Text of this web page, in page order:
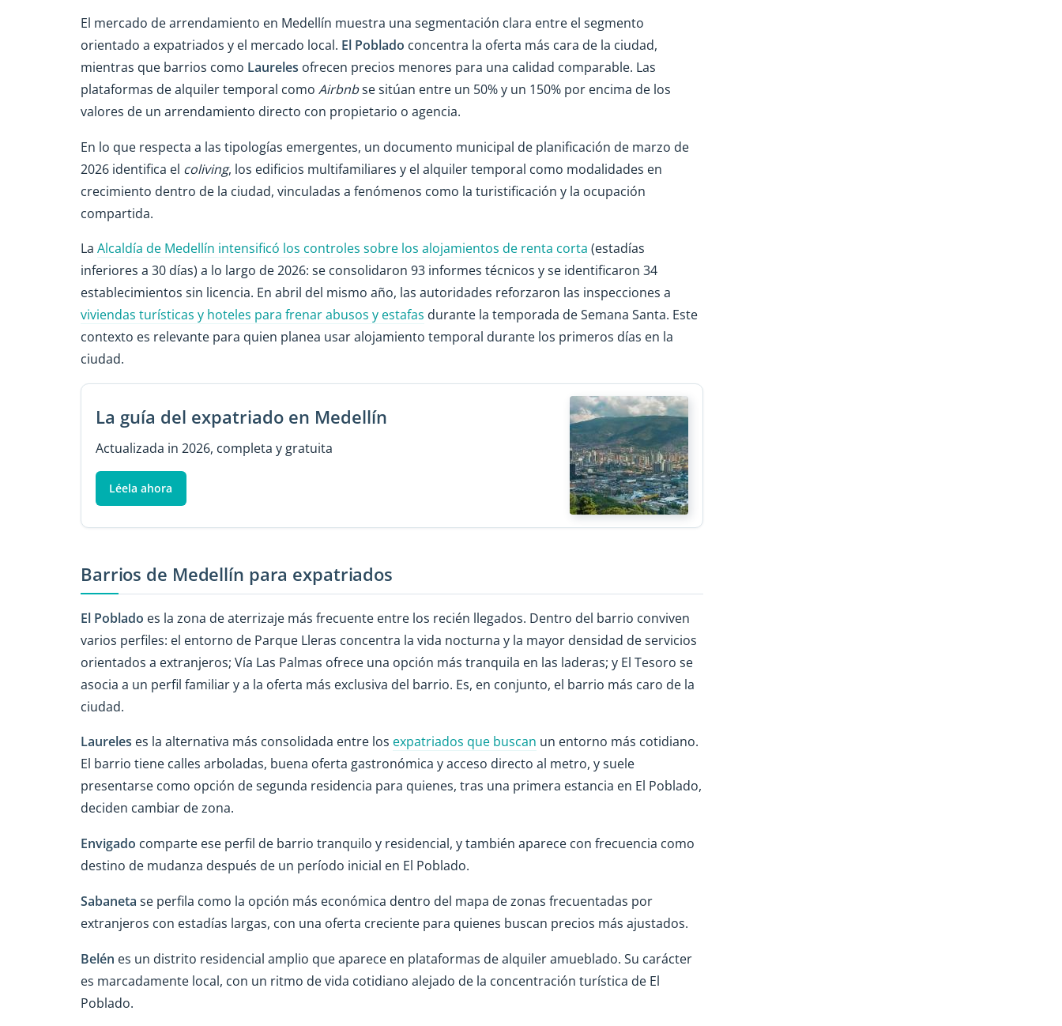
El mercado de arrendamiento en Medellín muestra una segmentación clara entre el segmento
orientado a expatriados y el mercado local. El Poblado concentra la oferta más cara de la ciudad,
mientras que barrios como Laureles ofrecen precios menores para una calidad comparable. Las
plataformas de alquiler temporal como Airbnbse sitúan entre un 50% y un 150% por encima de los
valores de un arrendamiento directo con propietario o agencia.
En lo que respecta a las tipologías emergentes, un documento municipal de planificación de marzo de
2026 identifica el coliving, los edificios multifamiliares y el alquiler temporal como modalidades en
crecimiento dentro de la ciudad, vinculadas a fenómenos como la turistificación y la ocupación
compartida.
La Alcaldía de Medellín intensificó los controles sobre los alojamientos de renta corta (estadías
inferiores a 30 días) a lo largo de 2026: se consolidaron 93 informes técnicos y se identificaron 34
establecimientos sin licencia. En abril del mismo año, las autoridades reforzaron las inspecciones a
viviendas turísticas y hoteles para frenar abusos y estafas durante la temporada de Semana Santa. Este
contexto es relevante para quien planea usar alojamiento temporal durante los primeros días en la
ciudad.
La guía del expatriado en Medellín
Actualizada in 2026, completa y gratuita
Léela ahora
Barrios de Medellín para expatriados
El Poblado es la zona de aterrizaje más frecuente entre los recién llegados. Dentro del barrio conviven
varios perfiles: el entorno de Parque Lleras concentra la vida nocturna y la mayor densidad de servicios
orientados a extranjeros; Vía Las Palmas ofrece una opción más tranquila en las laderas; y El Tesoro se
asocia a un perfil familiar y a la oferta más exclusiva del barrio. Es, en conjunto, el barrio más caro de la
ciudad.
Laureles es la alternativa más consolidada entre los expatriados que buscan un entorno más cotidiano.
El barrio tiene calles arboladas, buena oferta gastronómica y acceso directo al metro, y suele
presentarse como opción de segunda residencia para quienes, tras una primera estancia en El Poblado,
deciden cambiar de zona.
Envigado comparte ese perfil de barrio tranquilo y residencial, y también aparece con frecuencia como
destino de mudanza después de un período inicial en El Poblado.
Sabaneta se perfila como la opción más económica dentro del mapa de zonas frecuentadas por
extranjeros con estadías largas, con una oferta creciente para quienes buscan precios más ajustados.
Belén es un distrito residencial amplio que aparece en plataformas de alquiler amueblado. Su carácter
es marcadamente local, con un ritmo de vida cotidiano alejado de la concentración turística de El
Poblado.